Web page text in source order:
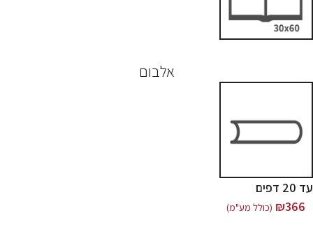
אלבום
עד 20 דפים
₪366 (כולל מע"מ)